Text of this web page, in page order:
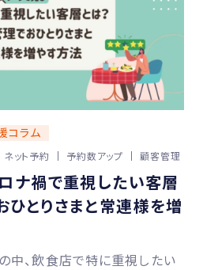
コラム
ネット予約 予約数アップ 顧客管理
ロナ禍で重視したい客層
ひとりさまと常連様を増
中、飲食店で特に重視したい